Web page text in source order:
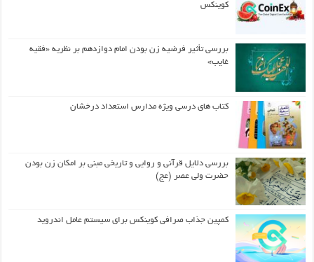
کوینکس
بررسی تأثیر فرضیه زن بودن امام دوازدهم بر نظریه «فقیه
غایب»
کتاب های درسی ویژه مدارس استعداد درخشان
بررسی دلایل قرآنی و روایی و تاریخی مبنی بر امکان زن بودن
حضرت ولی عصر (عج)
کمپین جذاب صرافی کوینکس برای سیستم عامل اندروید